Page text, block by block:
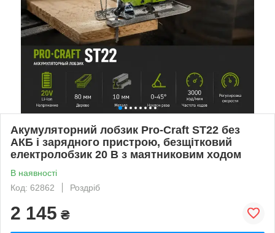
Акумуляторний лобзик Pro-Craft ST22 без
АКБ і зарядного пристрою, безщітковий
електролобзик 20 В з маятниковим ходом
В наявності
Код: 62862
Роздріб
2 145 ₴